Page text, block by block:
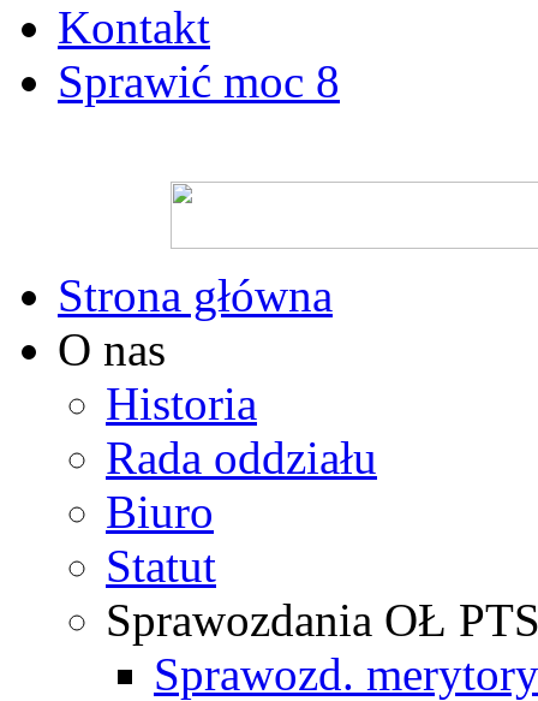
Kontakt
Sprawić moc 8
Strona główna
O nas
Historia
Rada oddziału
Biuro
Statut
Sprawozdania OŁ
Sprawozd.